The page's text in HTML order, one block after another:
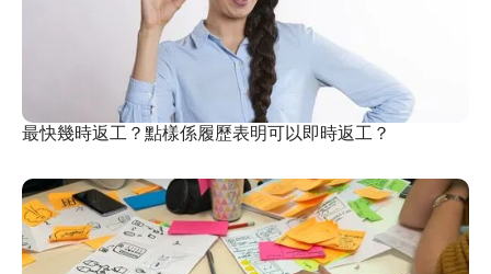
最快幾時返工？點樣係履歷表明可以即時返工？